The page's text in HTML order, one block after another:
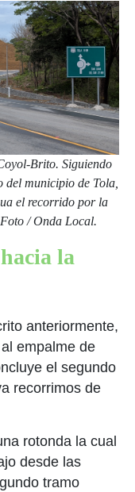
Brito. Siguiendo
del municipio de Tola,
el recorrido por la
/ Onda Local.
la
anteriormente,
empalme de
el segundo
recorrimos de
rotonda la cual
desde las
tramo